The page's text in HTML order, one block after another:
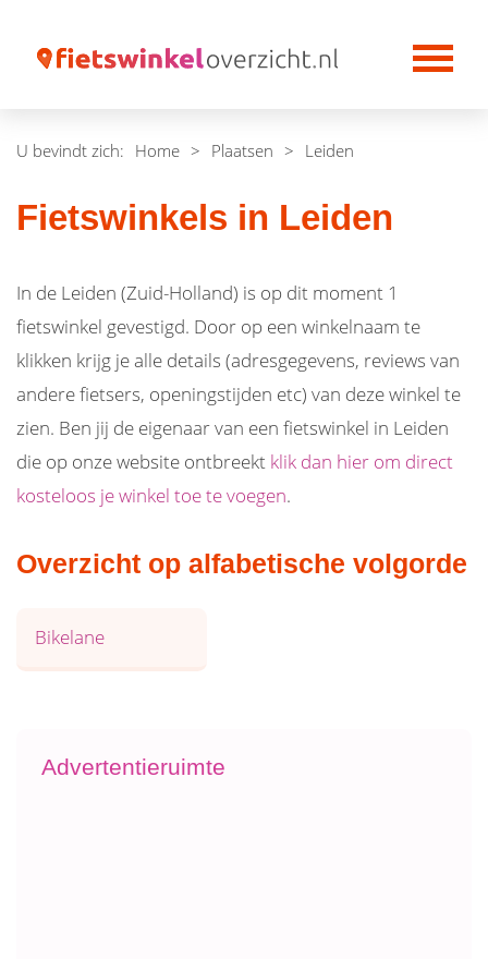
U bevindt zich: Home > Plaatsen > Leiden
Fietswinkels in Leiden
In de Leiden (Zuid-Holland) is op dit moment 1
fietswinkel gevestigd. Door op een winkelnaam te
klikken krijg je alle details (adresgegevens, reviews van
andere fietsers, openingstijden etc) van deze winkel te
zien. Ben jij de eigenaar van een fietswinkel in Leiden
die op onze website ontbreekt klik dan hier om direct
kosteloos je winkel toe te voegen.
Overzicht op alfabetische volgorde
Bikelane
Advertentieruimte